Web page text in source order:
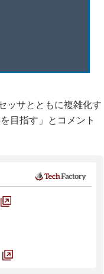
ッサとともに複雑化す
目指す」とコメント